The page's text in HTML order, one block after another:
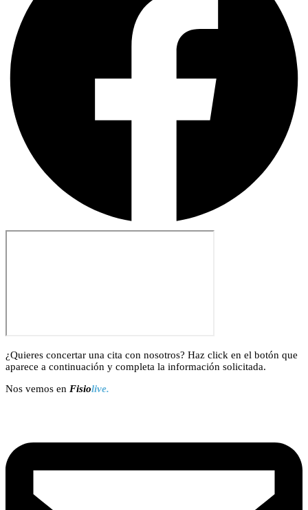
¿Quieres concertar una cita con nosotros? Haz click en el botón que
aparece a continuación y completa la información solicitada.
Nos vemos en Fisiolive.